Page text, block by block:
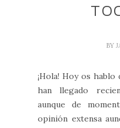
BY
¡Hola! Hoy os
han llegado
aunque de
opinión extensa